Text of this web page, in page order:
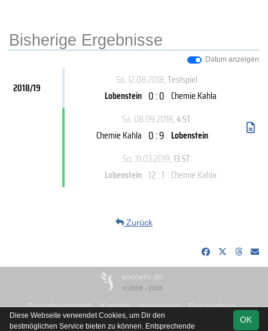
Bisherige Ergebnisse
Datum anzeigen
2018/19
So, 12.08.2018, Testspiel
Lobenstein 0 : 0 Chemie Kahla
Sa, 08.09.2018, 4.ST
Chemie Kahla 0 : 9 Lobenstein
So, 31.03.2019, 13.ST
Lobenstein 12 : 1 Chemie Kahla
Zurück
soccero.de
© 2006 - 2026
Besucherstatistik Kontakt Impressum
Datenschutz
OK
Diese Webseite verwendet Cookies, um Dir den
bestmöglichen Service bieten zu können. Entsprechende